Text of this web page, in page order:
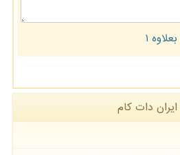
دات كام